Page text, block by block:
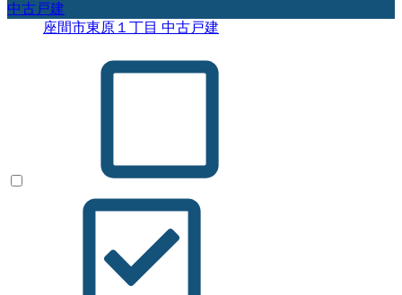
中古戸建
座間市東原１丁目 中古戸建